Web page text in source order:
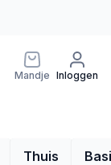
Mandje Inloggen
Thuis